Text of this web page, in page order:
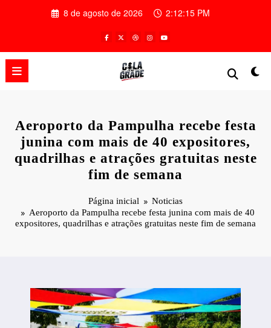
8 de agosto de 2026 2:12:16 PM
Aeroporto da Pampulha recebe festa
junina com mais de 40 expositores,
quadrilhas e atrações gratuitas neste
fim de semana
Página inicial
Noticias
Aeroporto da Pampulha recebe festa junina com mais de 40
expositores, quadrilhas e atrações gratuitas neste fim de semana